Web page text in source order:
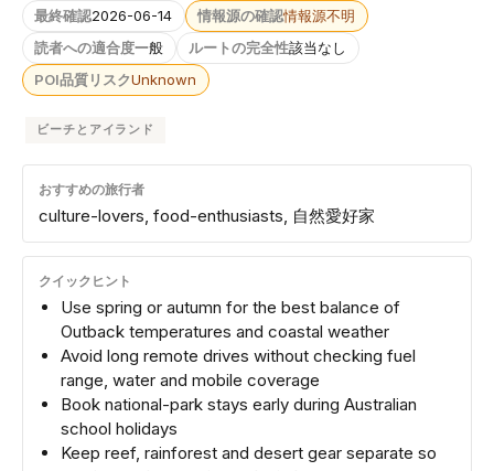
最終確認2026-06-14 情報源の確認情報源不明
読者への適合度一般 ルートの完全性該当なし
POI品質リスクUnknown
ビーチとアイランド
おすすめの旅行者
culture-lovers, food-enthusiasts, 自然愛好家
クイックヒント
Use spring or autumn for the best balance of
Outback temperatures and coastal weather
Avoid long remote drives without checking fuel
range, water and mobile coverage
Book national-park stays early during Australian
school holidays
Keep reef, rainforest and desert gear separate so